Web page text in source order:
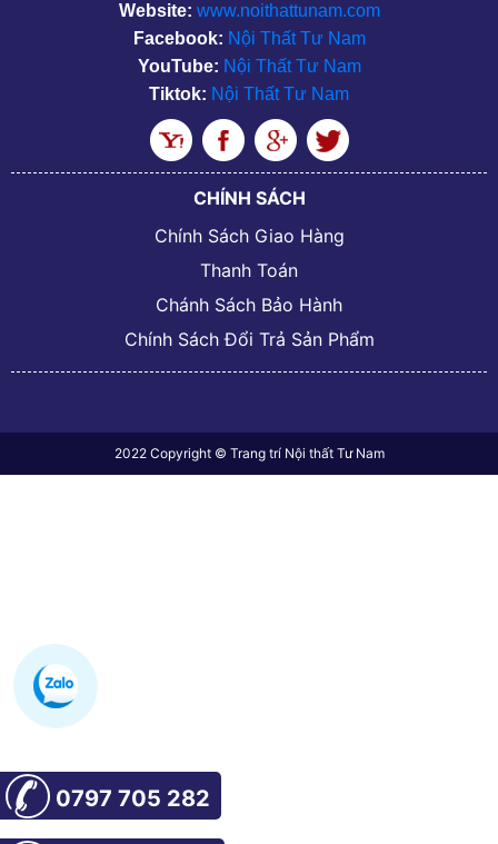
Website: www.noithattunam.com
Facebook: Nội Thất Tư Nam
YouTube: Nội Thất Tư Nam
Tiktok: Nội Thất Tư Nam
CHÍNH SÁCH
Chính Sách Giao Hàng
Thanh Toán
Chánh Sách Bảo Hành
Chính Sách Đổi Trả Sản Phẩm
2022 Copyright © Trang trí Nội thất Tư Nam
0797 705 282